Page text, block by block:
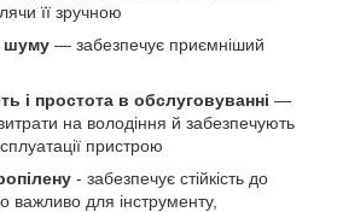
її зручною
шуму — забезпечує приємніший
і простота в обслуговуванні —
на володіння й забезпечують
пристрою
- забезпечує стійкість до
важливо для інструменту,